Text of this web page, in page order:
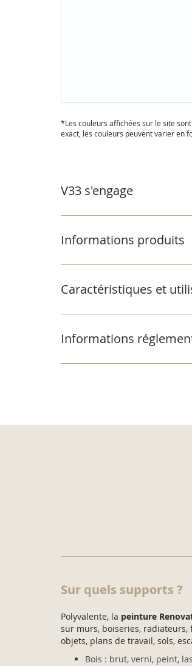
au
début
*Les couleurs affichées sur le site
exact, les couleurs peuvent varier en
V33 s'engage
Informations produits
Caractéristiques et
Informations
Sur quels supports ?
Polyvalente, la peinture
sur murs, boiseries,
objets, plans de travail, sols,
Bois : brut, verni, peint,